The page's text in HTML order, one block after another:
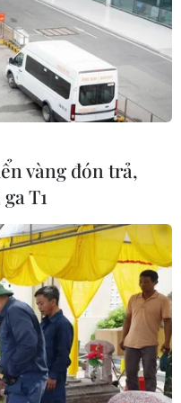
điều
100%
tỏa
và
vàng đón trả,
T1